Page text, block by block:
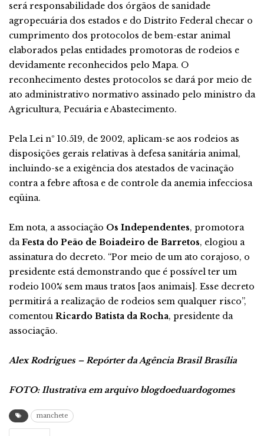
será responsabilidade dos órgãos de sanidade
agropecuária dos estados e do Distrito Federal checar o
cumprimento dos protocolos de bem-estar animal
elaborados pelas entidades promotoras de rodeios e
devidamente reconhecidos pelo Mapa. O
reconhecimento destes protocolos se dará por meio de
ato administrativo normativo assinado pelo ministro da
Agricultura, Pecuária e Abastecimento.
Pela Lei nº 10.519, de 2002, aplicam-se aos rodeios as
disposições gerais relativas à defesa sanitária animal,
incluindo-se a exigência dos atestados de vacinação
contra a febre aftosa e de controle da anemia infecciosa
eqüina.
Em nota, a associação Os Independentes, promotora
daFesta do Peão de Boiadeiro de Barretos, elogiou a
assinatura do decreto. “Por meio de um ato corajoso, o
presidente está demonstrando que é possível ter um
rodeio 100% sem maus tratos [aos animais]. Esse decreto
permitirá a realização de rodeios sem qualquer risco”,
comentou Ricardo Batista da Rocha, presidente da
associação.
Alex Rodrigues – Repórter da Agência Brasil Brasília
FOTO: Ilustrativa em arquivo blogdoeduardogomes
manchete